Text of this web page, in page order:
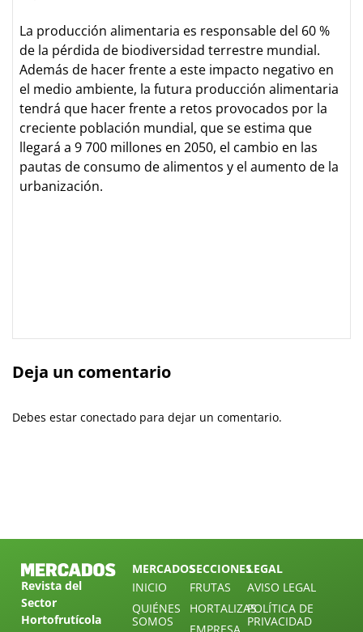
La producción alimentaria es responsable del 60 %
de la pérdida de biodiversidad terrestre mundial.
Además de hacer frente a este impacto negativo en
el medio ambiente, la futura producción alimentaria
tendrá que hacer frente a retos provocados por la
creciente población mundial, que se estima que
llegará a 9 700 millones en 2050, el cambio en las
pautas de consumo de alimentos y el aumento de la
urbanización.
Deja un comentario
Debes estar conectado para dejar un comentario.
Revista del
Sector
Hortofrutícola
MERCADOS
INICIO
QUIÉNES
SOMOS
SECCIONES
FRUTAS
HORTALIZAS
LEGAL
AVISO LEGAL
POLÍTICA DE
PRIVACIDAD